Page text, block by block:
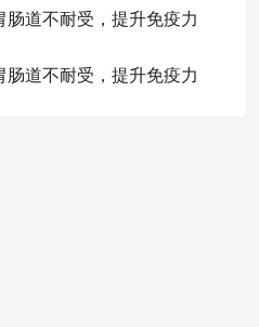
道不耐受，提升免疫力
道不耐受，提升免疫力